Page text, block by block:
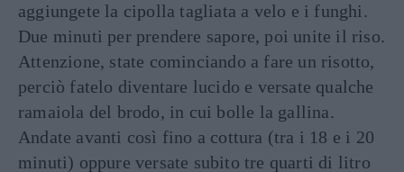
aggiungete la cipolla tagliata a velo e i funghi.
Due minuti per prendere sapore, poi unite il riso.
Attenzione, state cominciando a fare un risotto,
perciò fatelo diventare lucido e versate qualche
ramaiola del brodo, in cui bolle la gallina.
Andate avanti così fino a cottura (tra i 18 e i 20
minuti) oppure versate subito tre quarti di litro